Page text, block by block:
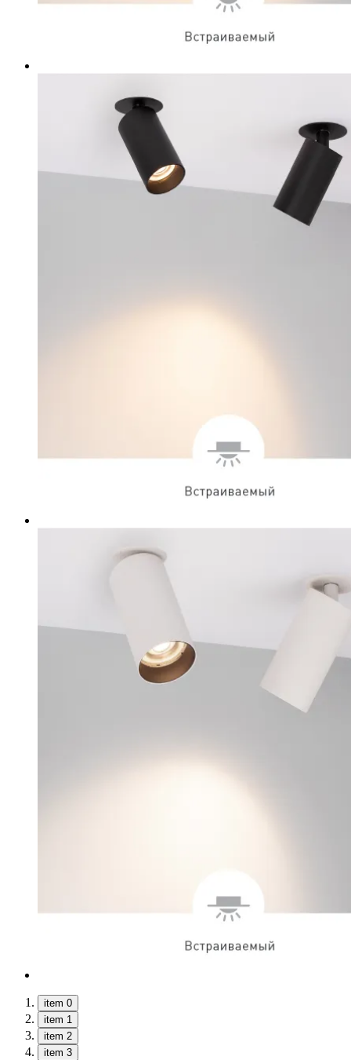
item 0
item 1
item 2
item 3